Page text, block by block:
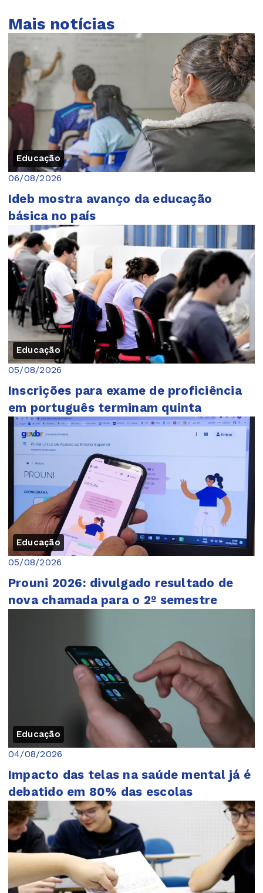
Mais notícias
Educação
06/08/2026
Ideb mostra avanço da educação
básica no país
Educação
05/08/2026
Inscrições para exame de proficiência
em português terminam quinta
Educação
05/08/2026
Prouni 2026: divulgado resultado de
nova chamada para o 2º semestre
Educação
04/08/2026
Impacto das telas na saúde mental já é
debatido em 80% das escolas